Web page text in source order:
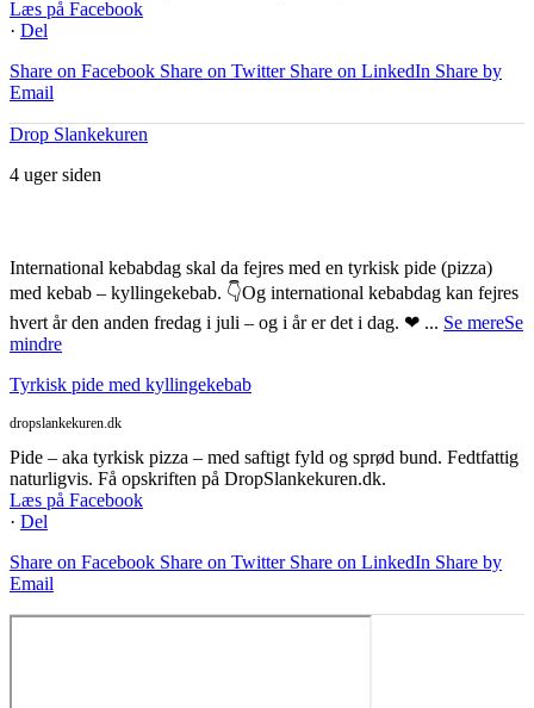
Læs på Facebook
· Del
Share on Facebook Share on Twitter Share on LinkedIn Share by
Email
Drop Slankekuren
4 uger siden
International kebabdag skal da fejres med en tyrkisk pide (pizza)
med kebab – kyllingekebab. 👇Og international kebabdag kan fejres
hvert år den anden fredag i juli – og i år er det i dag. ❤ ... Se mereSe
mindre
Tyrkisk pide med kyllingekebab
dropslankekuren.dk
Pide – aka tyrkisk pizza – med saftigt fyld og sprød bund. Fedtfattig
naturligvis. Få opskriften på DropSlankekuren.dk.
Læs på Facebook
· Del
Share on Facebook Share on Twitter Share on LinkedIn Share by
Email